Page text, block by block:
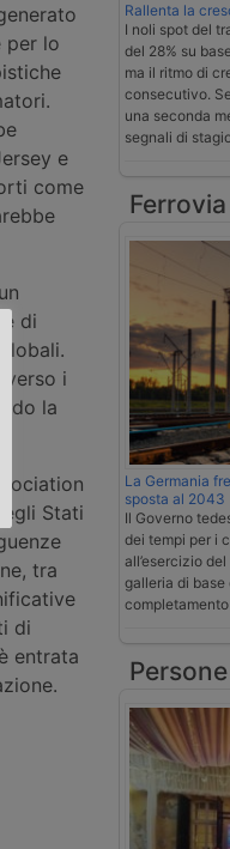
per lo
e
come
di
i
la
Stati
tra
di
entrata
Rallenta la
I noli spot del
del 28% su
ma il ritmo di
consecutivo.
una seconda
segnali di
Ferrovia
La Germania
sposta al 2043
Il Governo
dei tempi per i
all’esercizio
galleria di base
Persone